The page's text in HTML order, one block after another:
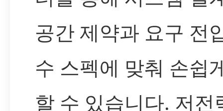
공간 제약과 요구 전
수 스펙에 맞춰 손쉽
할 수 있습니다. 저전